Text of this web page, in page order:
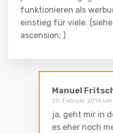
funktionieren als
einstieg für viele.
ascension; )
Manuel
20. Februar 2014 um
ja, geht mir in
es eher noch